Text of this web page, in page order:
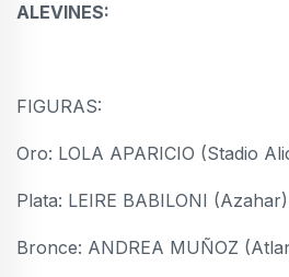
ALEVINES:
FIGURAS:
Oro: LOLA APARICIO (Stadio
Plata: LEIRE BABILONI (Azahar)
Bronce: ANDREA MUÑOZ